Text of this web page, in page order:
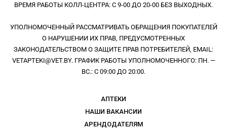
ВРЕМЯ РАБОТЫ КОЛЛ-ЦЕНТРА: С 9-00 ДО 20-00 БЕЗ ВЫХОДНЫХ.
УПОЛНОМОЧЕННЫЙ РАССМАТРИВАТЬ ОБРАЩЕНИЯ ПОКУПАТЕЛЕЙ
О НАРУШЕНИИ ИХ ПРАВ, ПРЕДУСМОТРЕННЫХ
ЗАКОНОДАТЕЛЬСТВОМ О ЗАЩИТЕ ПРАВ ПОТРЕБИТЕЛЕЙ, EMAIL:
VETAPTEKI@VET.BY. ГРАФИК РАБОТЫ УПОЛНОМОЧЕННОГО: ПН. —
ВС.: С 09:00 ДО 20:00.
АПТЕКИ
НАШИ ВАКАНСИИ
АРЕНДОДАТЕЛЯМ